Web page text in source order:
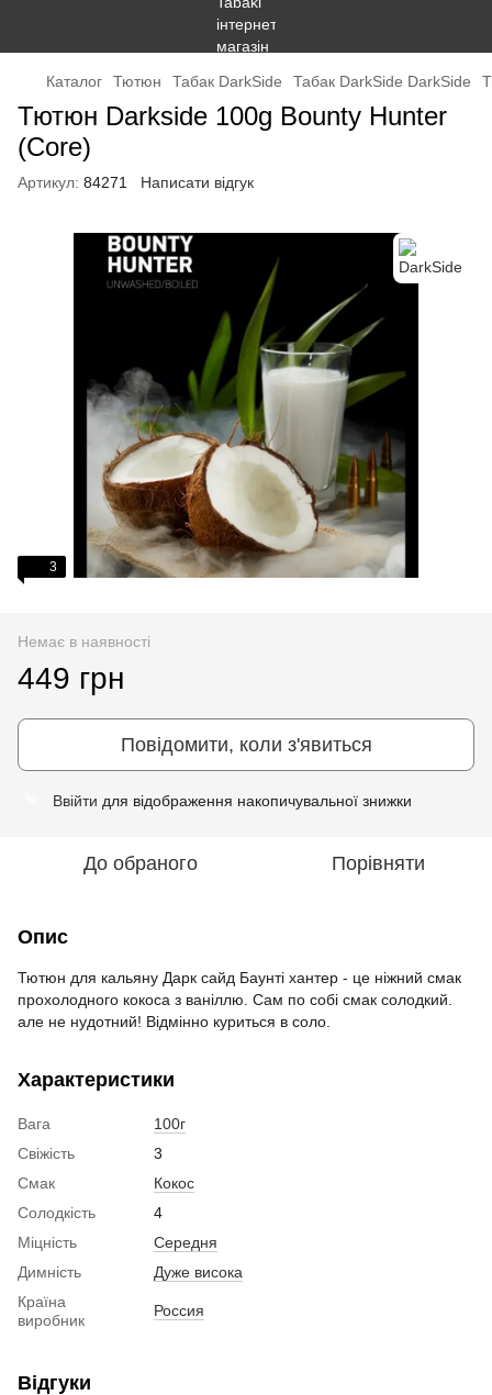
Каталог Тютюн Табак DarkSide Табак DarkSide DarkSide
Тютюн Darkside 100g Bounty Hunter
(Core)
Артикул: 84271 Написати відгук
3
Немає в наявності
449 грн
Повідомити, коли з'явиться
Ввійти для відображення накопичувальної знижки
До обраного Порівняти
Опис
Тютюн для кальяну Дарк сайд Баунті хантер - це ніжний смак
прохолодного кокоса з ваніллю. Сам по собі смак солодкий.
але не нудотний! Відмінно куриться в соло.
Характеристики
Вага
100г
Свіжість
3
Смак
Кокос
Солодкість
4
Міцність
Середня
Димність
Дуже висока
Країна
виробник
Россия
Відгуки